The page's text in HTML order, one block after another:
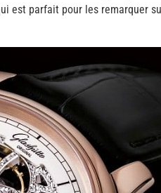
est parfait pour les remarquer